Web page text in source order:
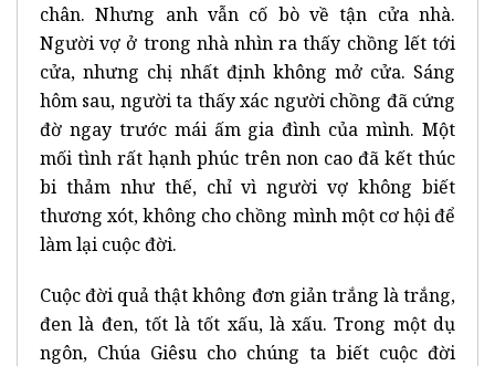
chân. Nhưng anh vẫn cố bò về tận cửa nhà.
Người vợ ở trong nhà nhìn ra thấy chồng lết tới
cửa, nhưng chị nhất định không mở cửa. Sáng
hôm sau, người ta thấy xác người chồng đã cứng
đờ ngay trước mái ấm gia đình của mình. Một
mối tình rất hạnh phúc trên non cao đã kết thúc
bi thảm như thế, chỉ vì người vợ không biết
thương xót, không cho chồng mình một cơ hội để
làm lại cuộc đời.
Cuộc đời quả thật không đơn giản trắng là trắng,
đen là đen, tốt là tốt xấu, là xấu. Trong một dụ
ngôn, Chúa Giêsu cho chúng ta biết cuộc đời